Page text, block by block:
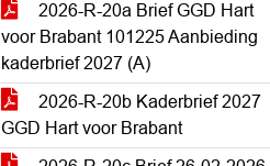
2026-R-20a Brief GGD Hart
voor Brabant 101225 Aanbieding
kaderbrief 2027 (A)
2026-R-20b Kaderbrief 2027
GGD Hart voor Brabant